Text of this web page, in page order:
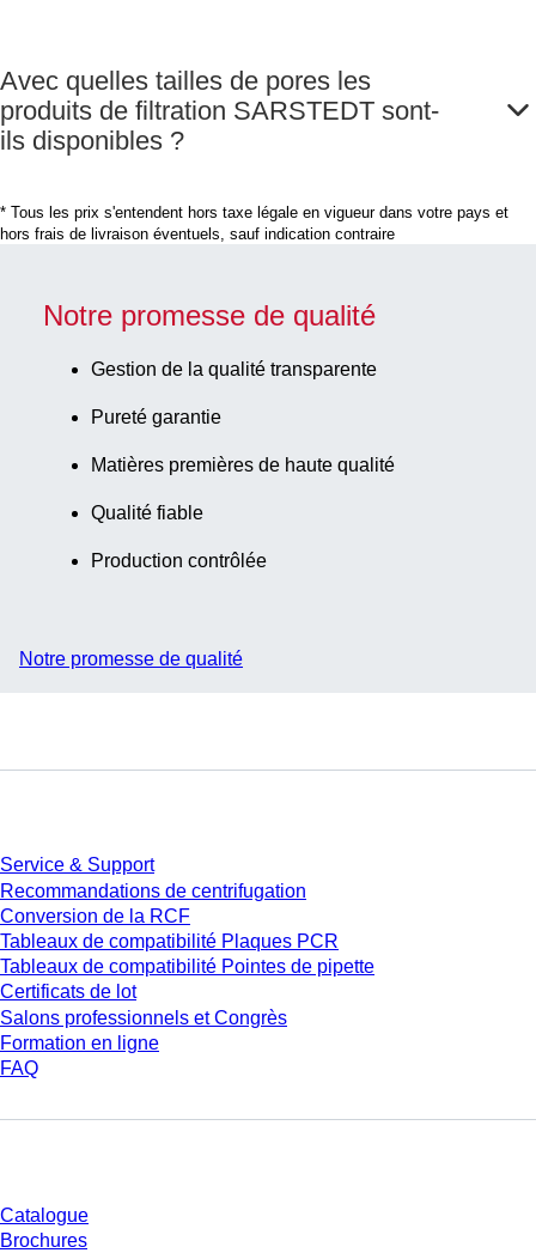
Avec quelles tailles de pores les
produits de filtration SARSTEDT sont-
ils disponibles ?
* Tous les prix s'entendent hors taxe légale en vigueur dans votre pays et
hors frais de livraison éventuels, sauf indication contraire
Notre promesse de qualité
Gestion de la qualité transparente
Pureté garantie
Matières premières de haute qualité
Qualité fiable
Production contrôlée
Notre promesse de qualité
Service & Support
Recommandations de centrifugation
Conversion de la RCF
Tableaux de compatibilité Plaques PCR
Tableaux de compatibilité Pointes de pipette
Certificats de lot
Salons professionnels et Congrès
Formation en ligne
FAQ
Catalogue
Brochures